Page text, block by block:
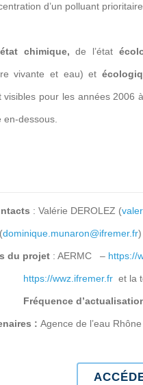
d’un polluant
chimique,de l’état
vivante et eau) et
visibles pour les années
en-dessous.
: Valérie DEROLEZ (
(dominique.munaron@ifremer.fr
du projet : AERMC – https://
https://wwz.ifremer.fr et la
Fréquence
:Agence de l’eau